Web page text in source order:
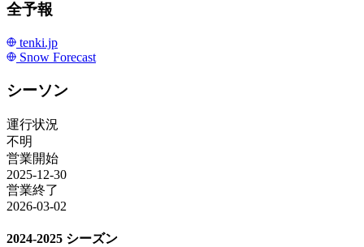
全予報
tenki.jp
Snow Forecast
シーソン
運行状況
不明
営業開始
2025-12-30
営業終了
2026-03-02
2024-2025 シーズン